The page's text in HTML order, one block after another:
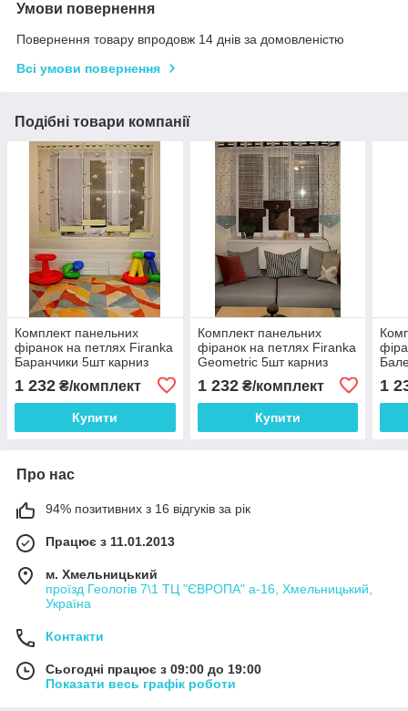
Умови повернення
Повернення товару впродовж 14 днів за домовленістю
Всі умови повернення
Подібні товари компанії
Комплект панельних
фіранок на петлях Firanka
Баранчики 5шт карниз
салатовим (1_2п)
1 232 ₴/комплект
Купити
Комплект панельних
фіранок на петлях Firanka
Geometric 5шт карниз
шоколадним (70_7п)
1 232₴/комплект
Купити
1
Про нас
94% позитивних з 16 відгуків за рік
Працює з 11.01.2013
м. Хмельницький
проїзд Геологів 7\1 ТЦ "ЄВРОПА" а-16, Хмельницький,
Україна
Контакти
Сьогодні працює з 09:00 до 19:00
Показати весь графік роботи